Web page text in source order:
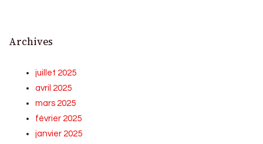
Archives
juillet 2025
avril 2025
mars 2025
février 2025
janvier 2025